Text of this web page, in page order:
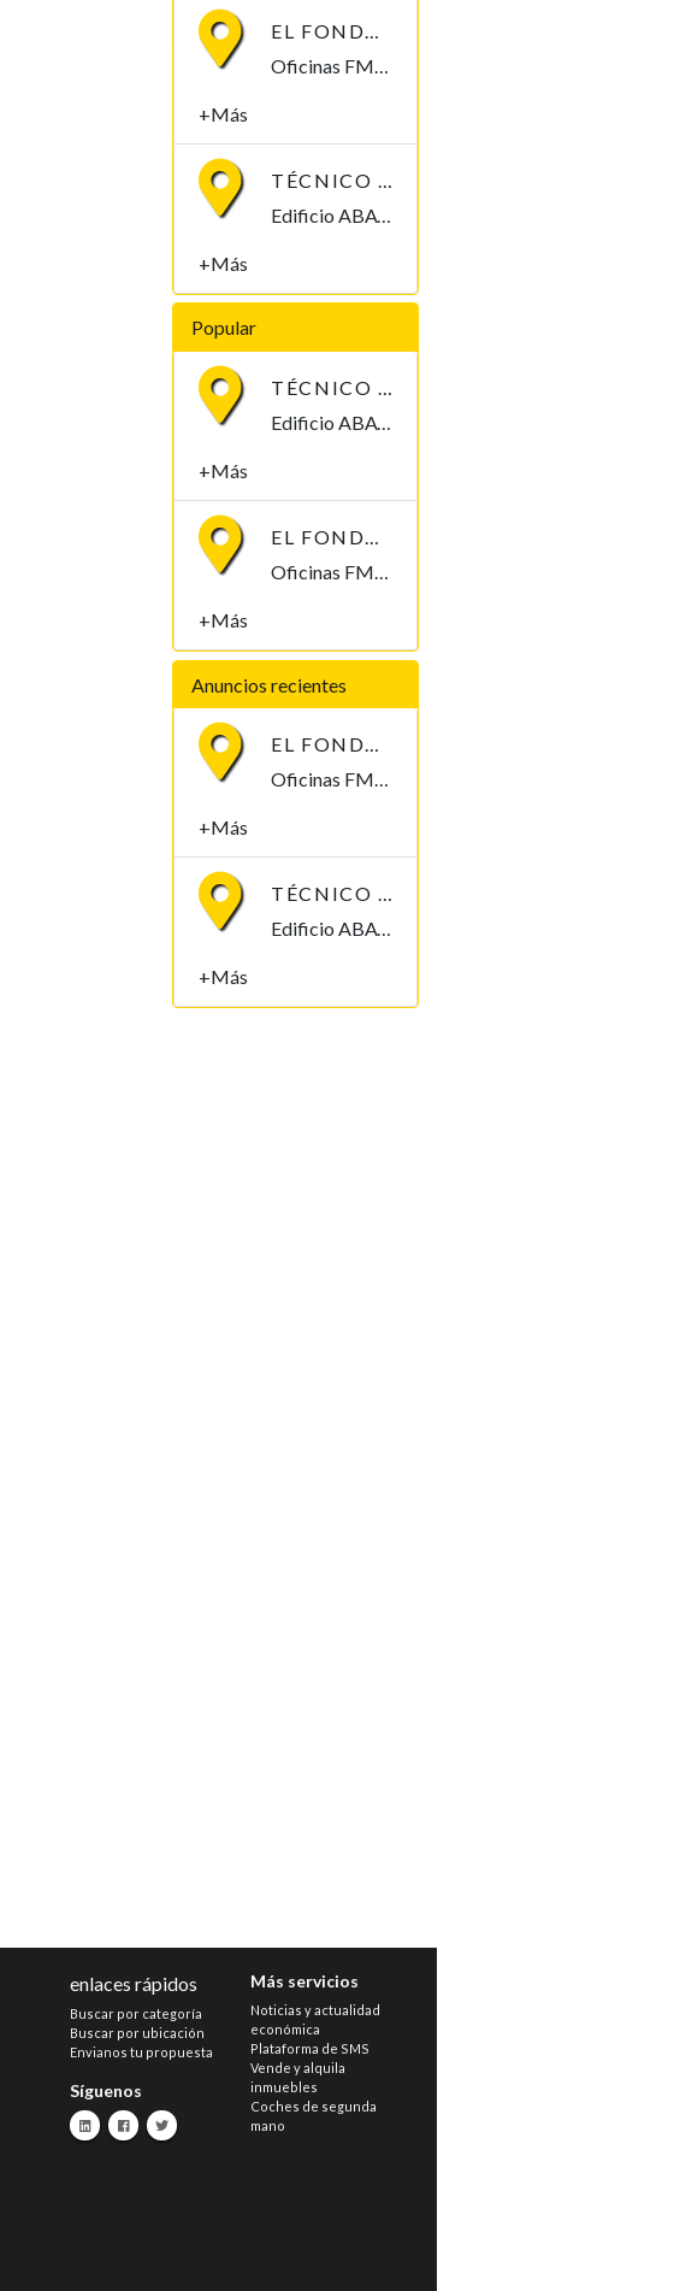
EL FONDO MONETARIO INTERNACIONAL (FMI) BUSCA CONTRATAR UN/A ECONOMISTA
Oficinas FMI, Malabo, Bioko Norte , Guinea Ecuatorial
+Más
TÉCNICO MEDIO/SUPERIOR/INGENIERO/TELECOMUNICACIONES
Edificio ABAYAK, 2, 3ª, Malabo 2. Bioko Norte Malabo, Bioko Norte , Guinea Ecuatorial
+Más
Popular
TÉCNICO MEDIO/SUPERIOR/INGENIERO/TELECOMUNICACIONES
Edificio ABAYAK, 2, 3ª, Malabo 2. Bioko Norte Malabo, Bioko Norte , Guinea Ecuatorial
+Más
EL FONDO MONETARIO INTERNACIONAL (FMI) BUSCA CONTRATAR UN/A ECONOMISTA
Oficinas FMI, Malabo, Bioko Norte , Guinea Ecuatorial
+Más
Anuncios recientes
EL FONDO MONETARIO INTERNACIONAL (FMI) BUSCA CONTRATAR UN/A ECONOMISTA
Oficinas FMI, Malabo, Bioko Norte , Guinea Ecuatorial
+Más
TÉCNICO MEDIO/SUPERIOR/INGENIERO/TELECOMUNICACIONES
Edificio ABAYAK, 2, 3ª, Malabo 2. Bioko Norte Malabo, Bioko Norte , Guinea Ecuatorial
+Más
enlaces rápidos
Buscar por categoría
Buscar por ubicación
Envianos tu propuesta
Síguenos
Más servicios
Noticias y actualidad
económica
Plataforma de SMS
Vende y alquila
inmuebles
Coches de segunda
mano